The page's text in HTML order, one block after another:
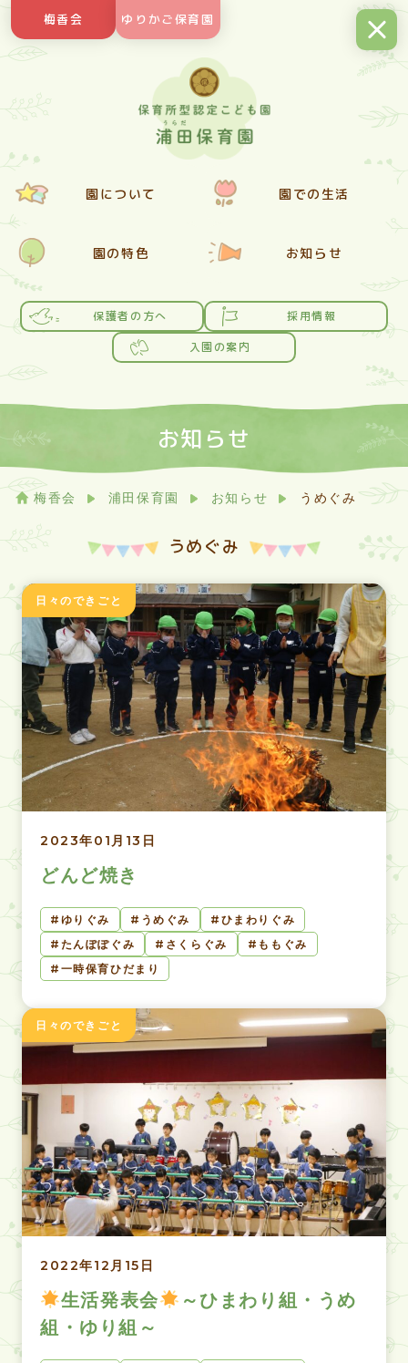
Skip
to
content
梅香会 ゆりかご保育園
園について 園での生活
園の特色 お知らせ
保護者の方へ
採用情報
入園の案内
お知らせ
梅香会 浦田保育園 お知らせ うめぐみ
うめぐみ
日々のできごと
2023年01月13日
どんど焼き
ゆりぐみ うめぐみ
ひまわりぐみ
たんぽぽぐみ
さくらぐみ
ももぐみ
一時保育ひだまり
日々のできごと
2022年12月15日
生活発表会
～ひまわり組・うめ
組・ゆり組～